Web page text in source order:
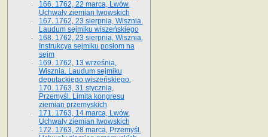
166. 1762, 22 marca, Lwów.
Uchwały ziemian lwowskich
167. 1762, 23 sierpnia, Wisznia.
Laudum sejmiku wiszeńskiego
168. 1762, 23 sierpnia, Wisznia.
Instrukcya sejmiku posłom na
sejm
169. 1762, 13 września,
Wisznia. Laudum sejmiku
deputackiego wiszeńskiego.
170. 1763, 31 stycznia,
Przemyśl. Limita kongresu
ziemian przemyskich
171. 1763, 14 marca, Lwów.
Uchwały ziemian lwowskich
172. 1763, 28 marca, Przemyśl.